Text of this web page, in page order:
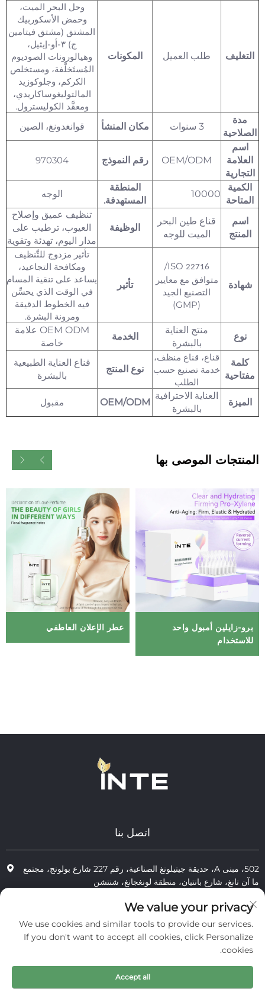
التغليف طلب العميل المكونات
وحل البحر الميت،
وحمض الأسكوربيك
المشتق (مشتق فيتامين
ج) ٣-أو-إيثيل،
وهيالورونات الصوديوم
المُستَخلَّفة، ومستخلص
الكركم، وجلوكوزيد
المالتوليغوساكاريدي،
ومعقَّد الكوليسترول.
مدة
الصلاحية
3 سنوات مكان المنشأ
قوانغدونغ، الصين
اسم
العلامة
التجارية
OEM/ODM رقم النموذج 970304
الكمية
المتاحة
10000
المنطقة
المستهدفة.
الوجه
اسم
المنتج
قناع طين البحر
الميت للوجه
الوظيفة
تنظيف عميق وإصلاح
العيوب، ترطيب على
مدار اليوم، تهدئة وتقوية
شهادة
ISO 22716
/
متوافق مع معايير
التصنيع الجيد
(GMP)
تأثير
تأثير مزدوج للتَّنظيف
ومكافحة التجاعيد،
يساعد على تنقية المسام
في الوقت الذي يحسِّن
فيه الخطوط الدقيقة
ومرونة البشرة.
نوع
منتج العناية
بالبشرة
الخدمة
OEM ODM علامة
خاصة
كلمة
مفتاحية
قناع، قناع منظف،
خدمة تصنيع حسب
الطلب
نوع المنتج
قناع العناية الطبيعية
بالبشرة
الميزة
العناية الاحترافية
بالبشرة
OEM/ODM مقبول
المنتجات الموصى بها
برو-زايلين أمبول واحد
للاستخدام
عطر الإعلان العاطفي
اتصل بنا
502، مبنى A، حديقة جيتيلونغ الصناعية، رقم 227 شارع بولونج، مجتمع
ما آن تانغ، شارع بانتيان، منطقة لونغجانغ، شنتشن
+86-13823773549
الخصوصية
We value your privacy
We use cookies and similar tools to provide our services.
If you don't want to accept all cookies, click Personalize
cookies.
Accept all